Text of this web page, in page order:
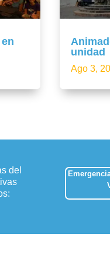
unidad
Ago 3,
del